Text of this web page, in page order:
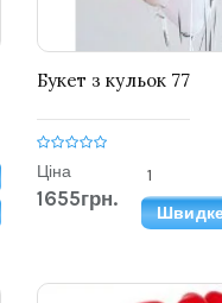
Букет з кульок 77
Ціна
1655грн.